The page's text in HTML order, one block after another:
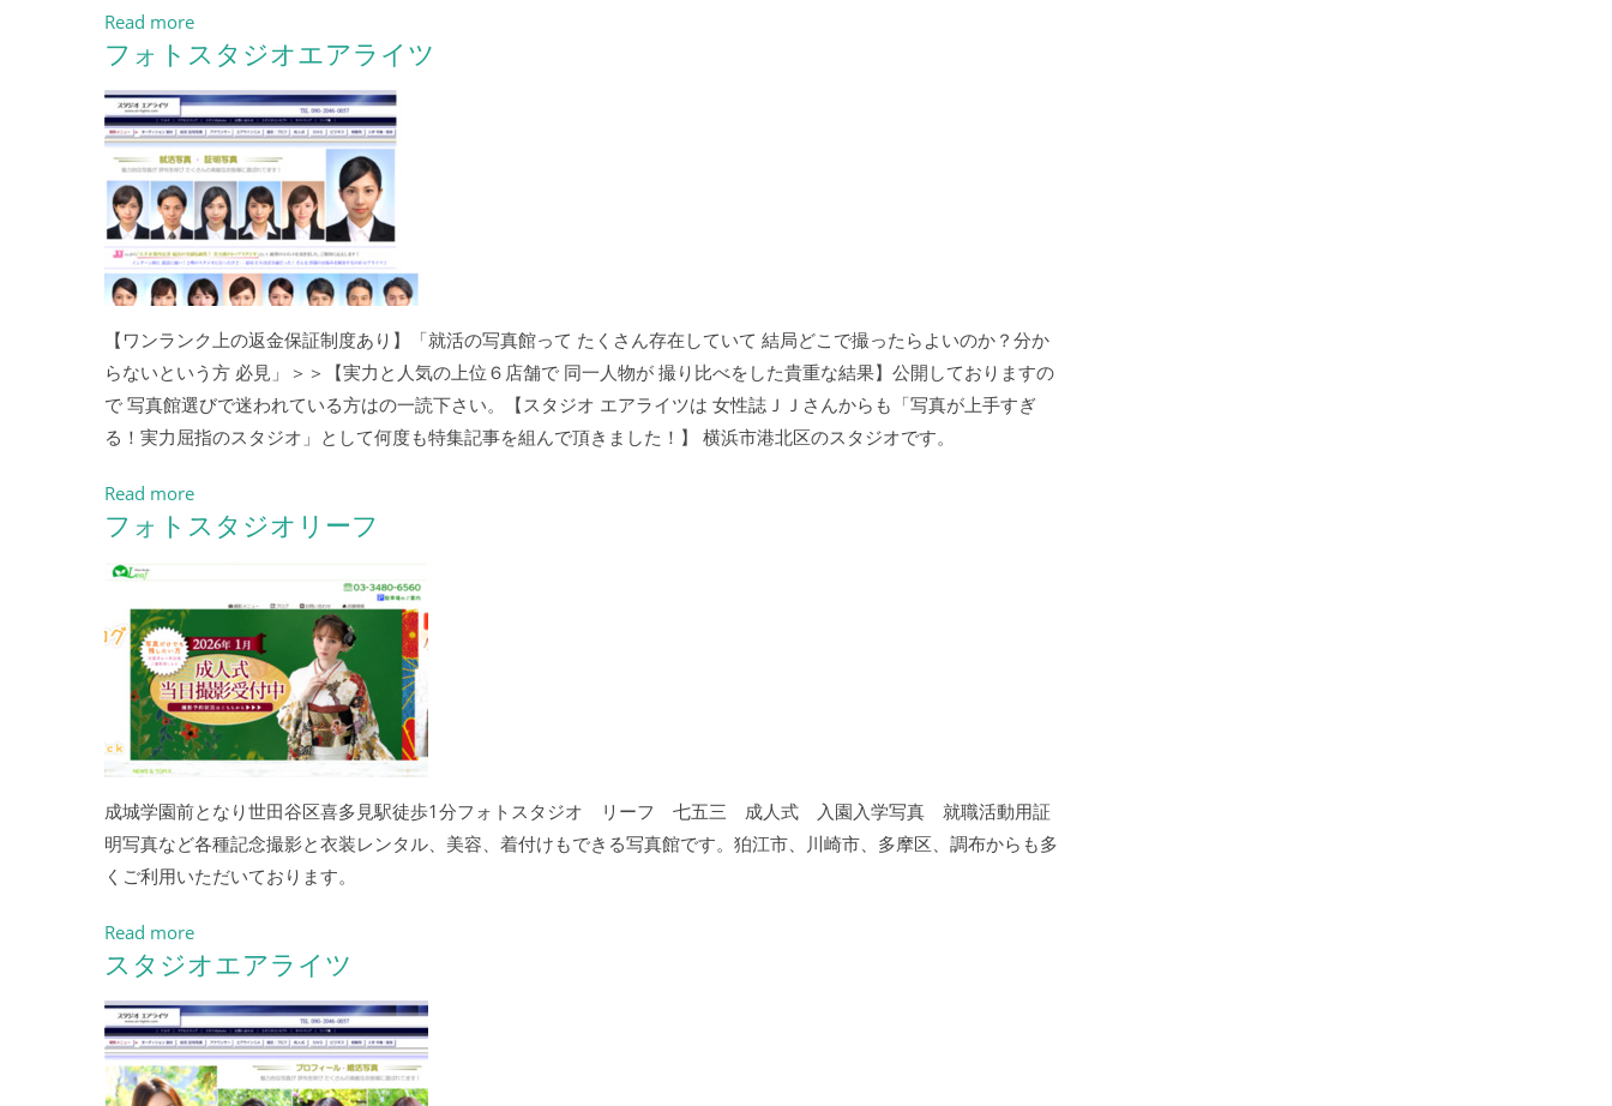
Read more
フォトスタジオエアライツ
【ワンランク上の返金保証制度あり】「就活の写真館って たくさん存在していて 結局どこで撮ったらよいのか？分か
らないという方 必見」＞＞【実力と人気の上位６店舗で 同一人物が 撮り比べをした貴重な結果】公開しておりますの
で 写真館選びで迷われている方はの一読下さい。【スタジオ エアライツは 女性誌ＪＪさんからも「写真が上手すぎ
る！実力屈指のスタジオ」として何度も特集記事を組んで頂きました！】 横浜市港北区のスタジオです。
Read more
フォトスタジオリーフ
成城学園前となり世田谷区喜多見駅徒歩1分フォトスタジオ リーフ 七五三 成人式 入園入学写真 就職活動用証
明写真など各種記念撮影と衣装レンタル、美容、着付けもできる写真館です。狛江市、川崎市、多摩区、調布からも多
くご利用いただいております。
Read more
スタジオエアライツ